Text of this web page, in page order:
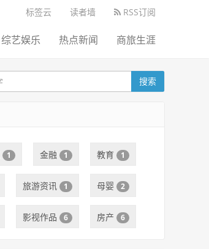
标签云 读者墙 RSS订阅
综艺娱乐 热点新闻 商旅生涯
搜索
1 金融 1 教育 1
旅游资讯 1 母婴 2
影视作品 6 房产 6